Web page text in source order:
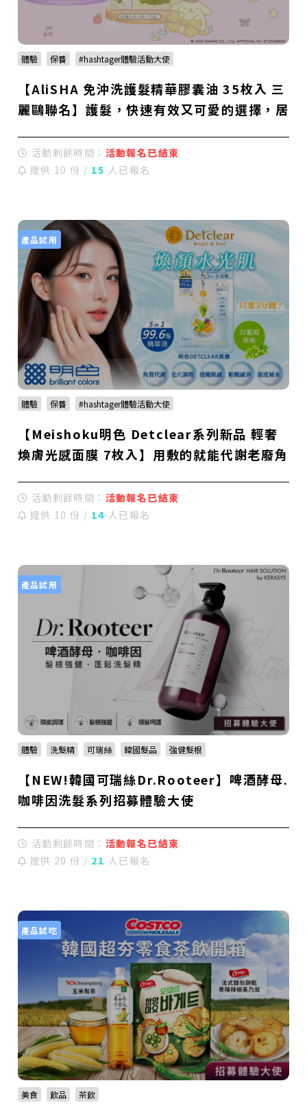
體驗 保養 #hashtager體驗活動大使
【AliSHA 免沖洗護髮精華膠囊油 35枚入 三
麗鷗聯名】護髮，快速有效又可愛的選擇，居
活動剩餘時間： 活動報名已結束
提供 10 份 / 15 人已報名
產品試用
體驗 保養 #hashtager體驗活動大使
【Meishoku明色 Detclear系列新品 輕奢
煥膚光感面膜 7枚入】用敷的就能代謝老廢角
活動剩餘時間： 活動報名已結束
提供 10 份 / 14 人已報名
產品試用
體驗 洗髮精 可瑞絲 韓國髮品 強健髮根
【NEW!韓國可瑞絲Dr.Rooteer】啤酒酵母.
咖啡因洗髮系列招募體驗大使
活動剩餘時間： 活動報名已結束
提供 20 份 / 21 人已報名
產品試吃
美食 飲品 茶飲